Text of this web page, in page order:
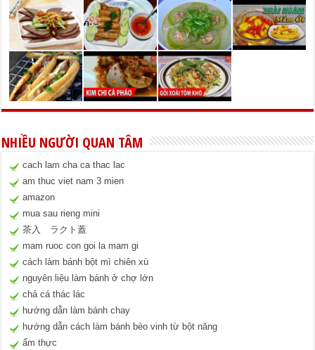
NHIỀU NGƯỜI QUAN TÂM
cach lam cha ca thac lac
am thuc viet nam 3 mien
amazon
mua sau rieng mini
茶入 ラクト蓋
mam ruoc con goi la mam gi
cách làm bánh bột mì chiên xù
nguyên liệu làm bánh ở chợ lớn
chả cá thác lác
hướng dẫn làm bánh chay
hướng dẫn cách làm bánh bèo vinh từ bột năng
ẩm thực